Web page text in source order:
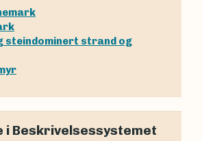
steindominert strand og
i Beskrivelsessystemet